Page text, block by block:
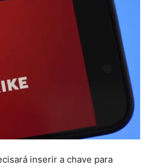
inserir a chave para